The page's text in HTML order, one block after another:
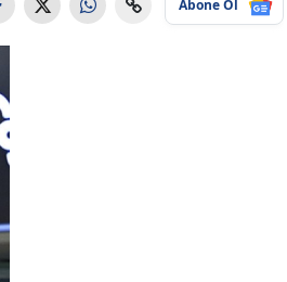
Abone Ol